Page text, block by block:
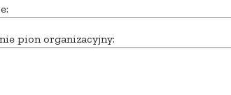
pion organizacyjny: